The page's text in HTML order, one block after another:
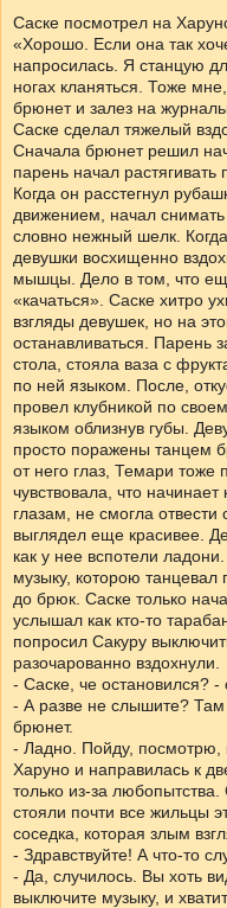
Саске посмотрел на
«Хорошо. Если она так
напросилась. Я станцую
ногах кланяться. Тоже
брюнет и залез на
Саске сделал тяжелый
Сначала брюнет решил
парень начал растягивать
Когда он расстегнул
движением, начал
словно нежный шелк.
девушки восхищенно
мышцы. Дело в том, что
«качаться». Саске хитро
взгляды девушек, но на
останавливаться. Парень
стола, стояла ваза с
по ней языком. После,
провел клубникой по
языком облизнув губы.
просто поражены танцем
от него глаз, Темари тоже
чувствовала, что
глазам, не смогла отвести
выглядел еще красивее.
как у нее вспотели
музыку, которою
до брюк. Саске только
услышал как кто-то
попросил Сакуру
разочарованно вздохнули.
- Саске, че остановился?
- А разве не слышите? Там
брюнет.
- Ладно. Пойду, посмотрю,
Харуно и направилась к
только из-за
стояли почти все жильцы
соседка, которая злым
- Здравствуйте! А что-то
- Да, случилось. Вы хоть
выключите музыку, и